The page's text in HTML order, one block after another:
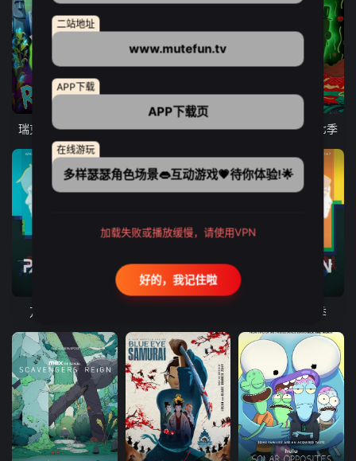
10集全
瑞克和莫蒂 第八季 爱、死亡和机器人 第三季
10集全
瑞克和莫蒂 第七季
万神殿 第二季
10集全
万神殿 第一季
二站地址
www.mutefun.tv
APP下载
APP下载页
在线游玩
多样瑟瑟角色场景👄互动游戏💗待你体验!🌟
加载失败或播放缓慢，请使用VPN
好的，我记住啦